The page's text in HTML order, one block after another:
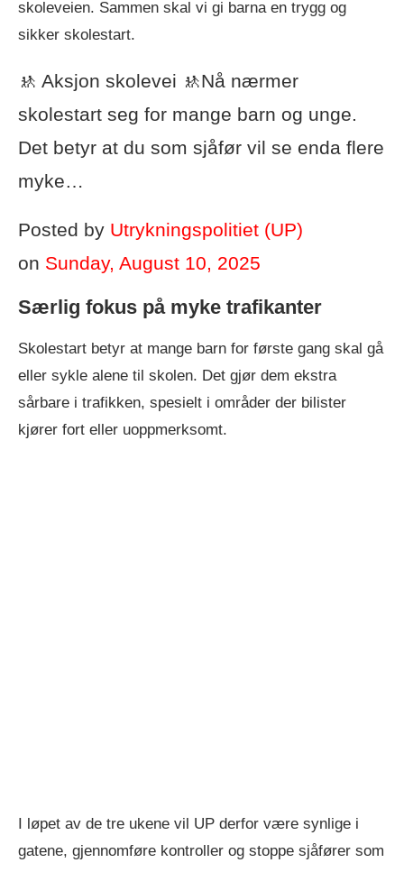
skoleveien. Sammen skal vi gi barna en trygg og
sikker skolestart.
🚸 Aksjon skolevei 🚸Nå nærmer
skolestart seg for mange barn og unge.
Det betyr at du som sjåfør vil se enda flere
myke…
Posted by Utrykningspolitiet (UP)
on Sunday, August 10, 2025
Særlig fokus på myke trafikanter
Skolestart betyr at mange barn for første gang skal gå
eller sykle alene til skolen. Det gjør dem ekstra
sårbare i trafikken, spesielt i områder der bilister
kjører fort eller uoppmerksomt.
I løpet av de tre ukene vil UP derfor være synlige i
gatene, gjennomføre kontroller og stoppe sjåfører som